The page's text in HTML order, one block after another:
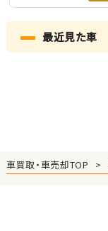
最近見た車
車買取・車売却TOP